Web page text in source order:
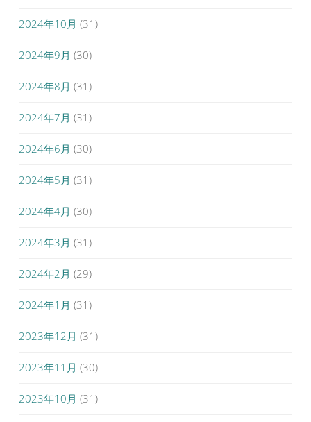
2024年10月 (31)
2024年9月 (30)
2024年8月 (31)
2024年7月 (31)
2024年6月 (30)
2024年5月 (31)
2024年4月 (30)
2024年3月 (31)
2024年2月 (29)
2024年1月 (31)
2023年12月 (31)
2023年11月 (30)
2023年10月 (31)